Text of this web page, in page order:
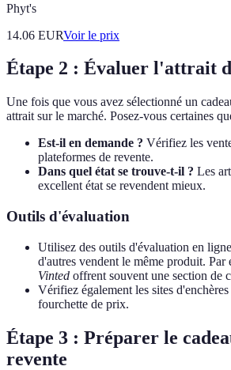
Phyt's
14.06 EURVoir le prix
Étape 2 : Évaluer l'attrait
Une fois que vous avez sélectionné un
attrait sur le marché. Posez-vous certaines
Est-il en demande ? Vérifiez les
plateformes de revente.
Dans quel état se trouve-t-il ? Les
excellent état se revendent mieux.
Outils d'évaluation
Utilisez des outils d'évaluation en
d'autres vendent le même produit. Par
Vinted offrent souvent une section de
Vérifiez également les sites
fourchette de prix.
Étape 3 : Préparer le
revente